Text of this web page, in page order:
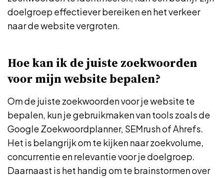
doelgroep effectiever bereiken en het verkeer
naar de website vergroten.
Hoe kan ik de juiste zoekwoorden
voor mijn website bepalen?
Om de juiste zoekwoorden voor je website te
bepalen, kun je gebruikmaken van tools zoals de
Google Zoekwoordplanner, SEMrush of Ahrefs.
Het is belangrijk om te kijken naar zoekvolume,
concurrentie en relevantie voor je doelgroep.
Daarnaast is het handig om te brainstormen over